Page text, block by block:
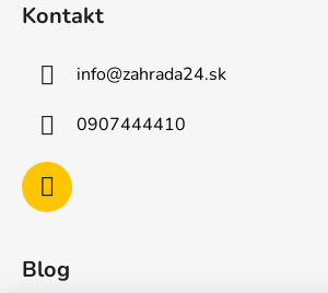
Kontakt
info@zahrada24.sk
0907444410
Blog